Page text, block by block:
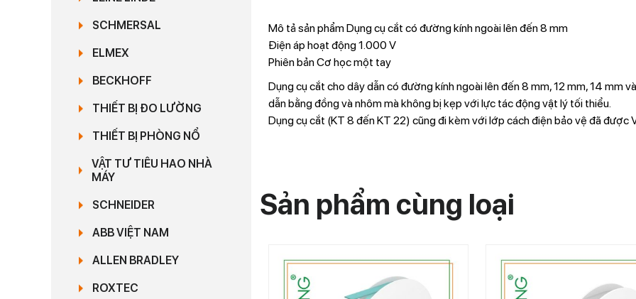
SCHMERSAL
ELMEX
BECKHOFF
THIẾT BỊ ĐO LƯỜNG
THIẾT BỊ PHÒNG NỔ
VẬT TƯ TIÊU HAO NHÀ
MÁY
SCHNEIDER
ABB VIỆT NAM
ALLEN BRADLEY
ROXTEC
Mô tả sản phẩm Dụng cụ cắt có đường kính ngoài lên đến 8 mm
Điện áp hoạt động 1.000 V
Phiên bản Cơ học một tay
Dụng cụ cắt cho dây dẫn có đường kính ngoài lên đến 8 mm, 12 mm, 14 mm
dẫn bằng đồng và nhôm mà không bị kẹp với lực tác động vật lý tối thiểu.
Dụng cụ cắt (KT 8 đến KT 22) cũng đi kèm với lớp cách điện bảo vệ đã được
Sản phẩm cùng loại